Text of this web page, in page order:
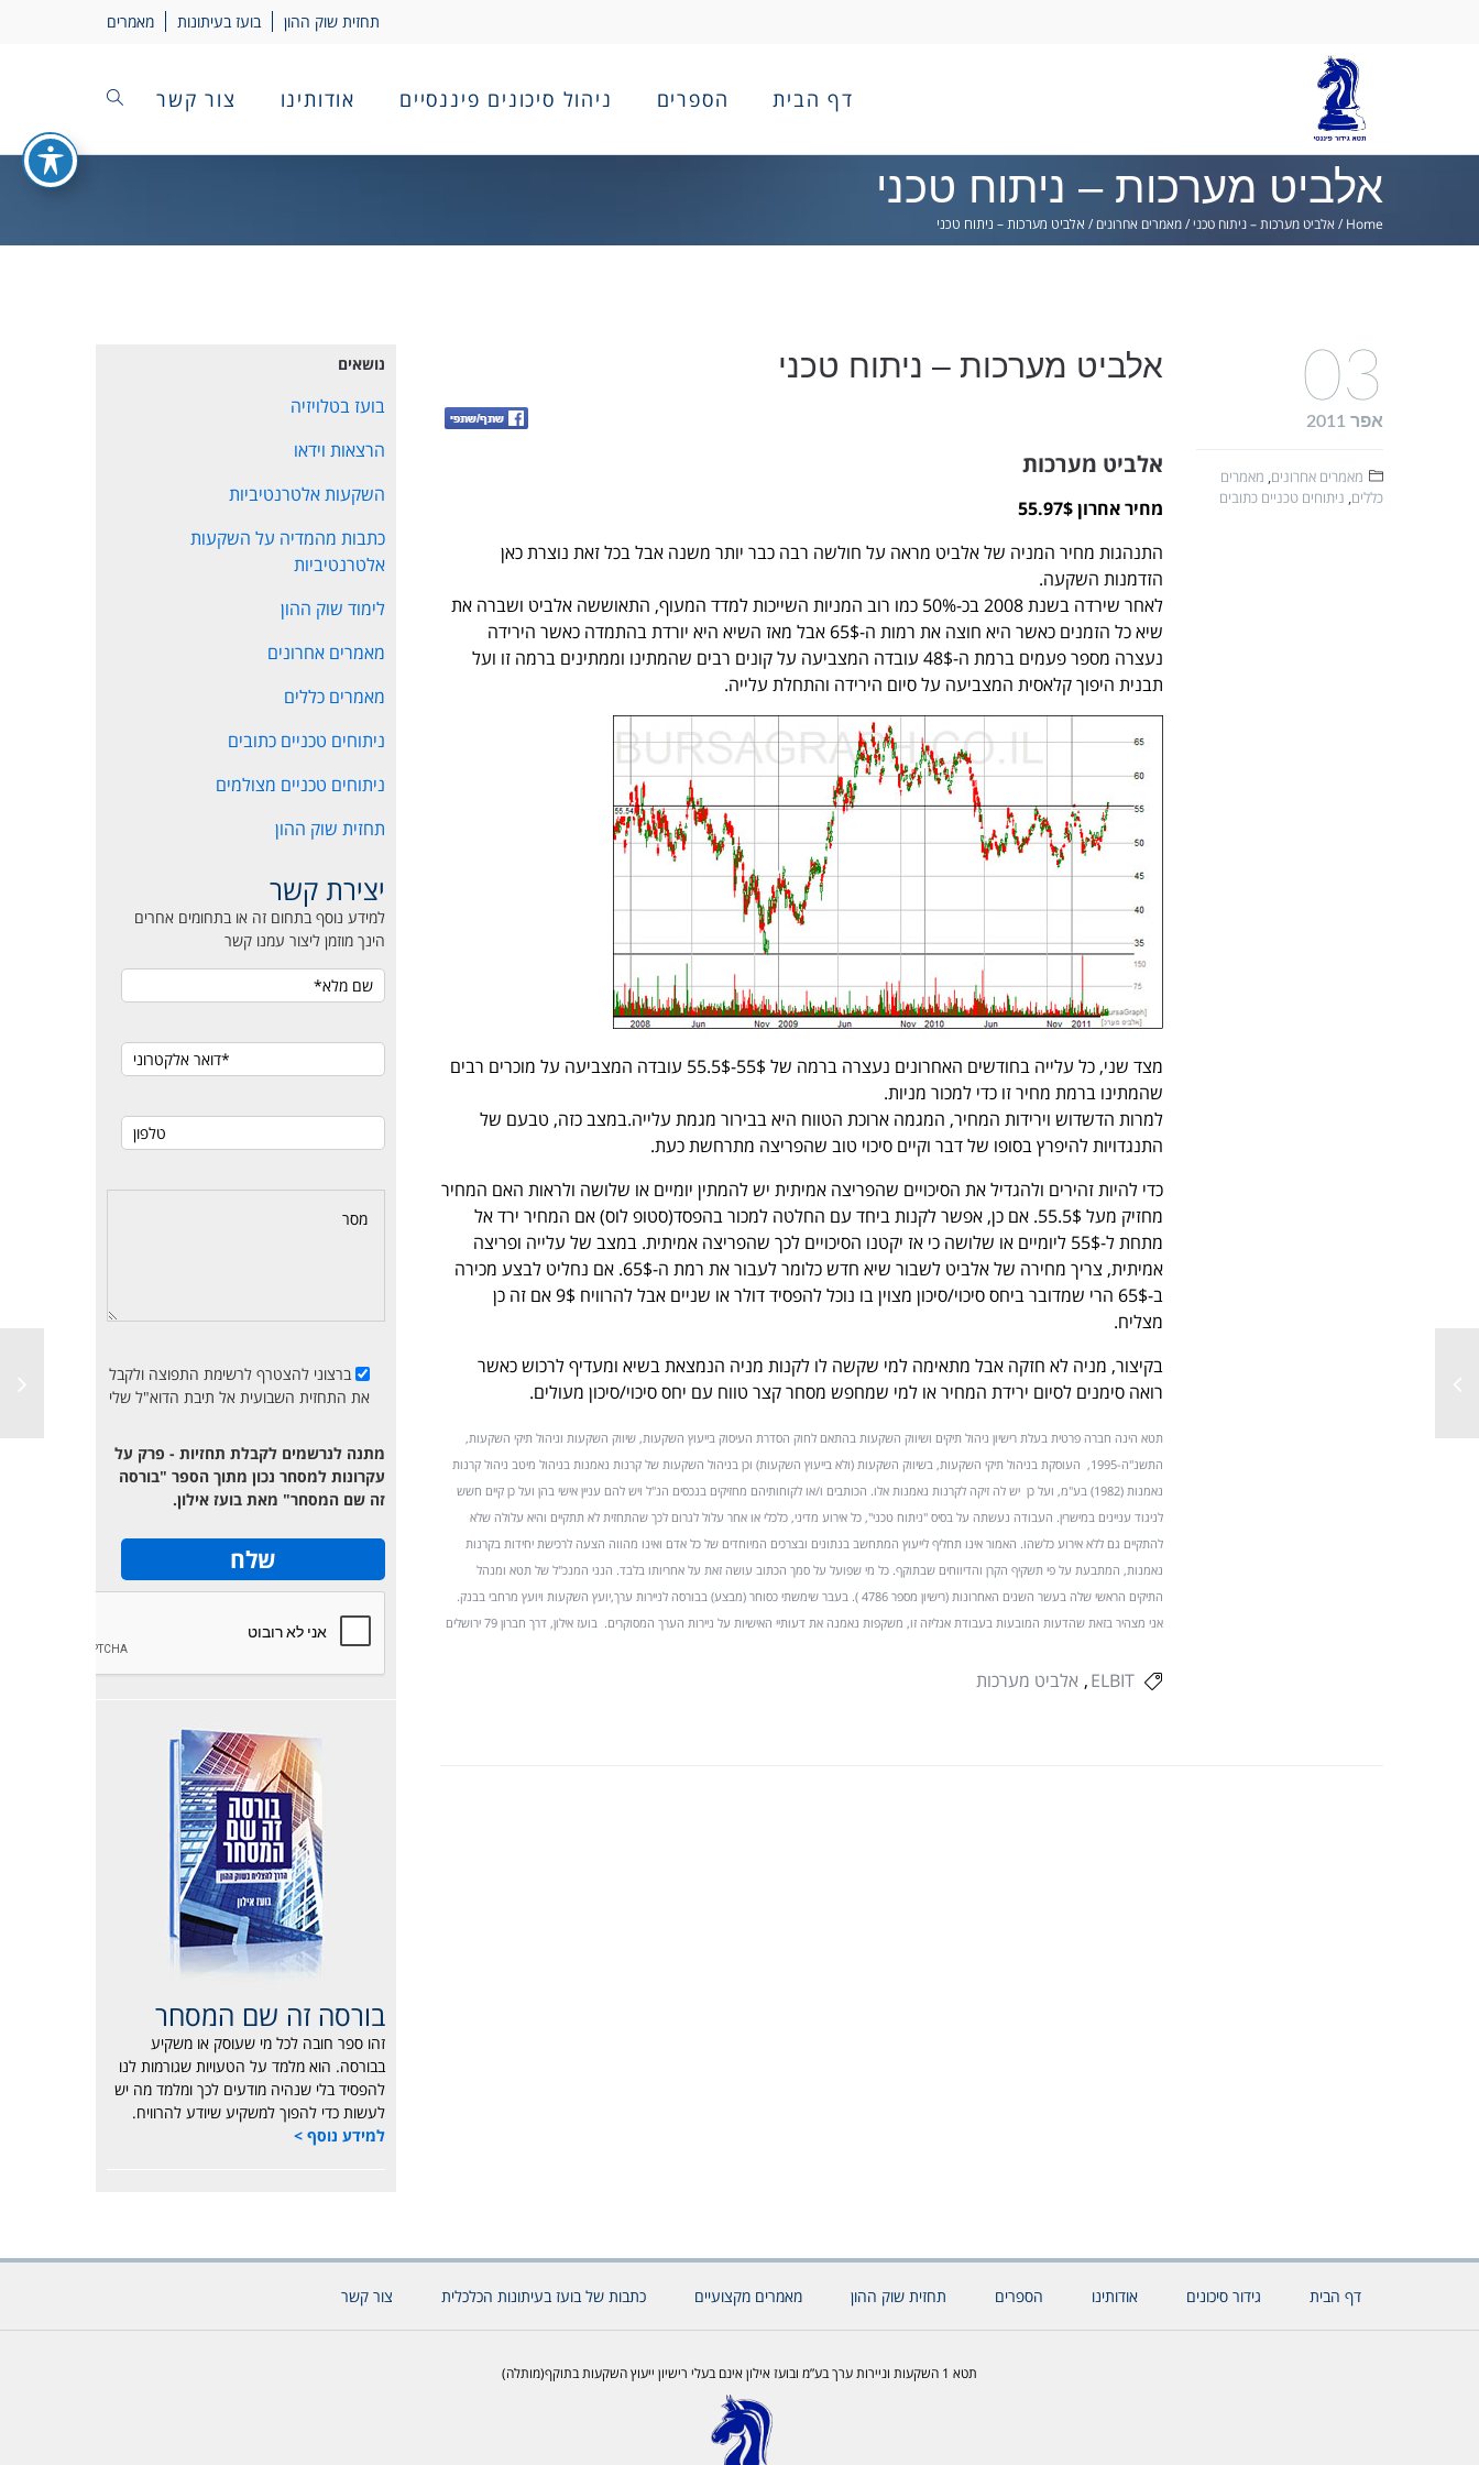
תחזית שוק ההון בועז בעיתונות מאמרים
דף הבית הספרים ניהול סיכונים פיננסיים אודותינו צור קשר
אלביט מערכות – ניתוח טכני
Home
/ אלביט מערכות – ניתוח טכני/מאמרים אחרונים / אלביט מערכות – ניתוח טכני
אלביט מערכות – ניתוח טכני
אלביט מערכות
מחיר אחרון 55.97$
התנהגות מחיר המניה של אלביט מראה על חולשה רבה כבר יותר משנה אבל בכל זאת נוצרת כאן
הזדמנות השקעה.
לאחר שירדה בשנת 2008 בכ-50% כמו רוב המניות השייכות למדד המעוף, התאוששה אלביט ושברה את
שיא כל הזמנים כאשר היא חוצה את רמות ה-65$ אבל מאז השיא היא יורדת בהתמדה כאשר הירידה
נעצרה מספר פעמים ברמת ה-48$ עובדה המצביעה על קונים רבים שהמתינו וממתינים ברמה זו ועל
תבנית היפוך קלאסית המצביעה על סיום הירידה והתחלת עלייה.
מצד שני, כל עלייה בחודשים האחרונים נעצרה ברמה של 55$-55.5$ עובדה המצביעה על מוכרים רבים
שהמתינו ברמת מחיר זו כדי למכור מניות.
למרות הדשדוש וירידות המחיר, המגמה ארוכת הטווח היא בבירור מגמת עלייה.במצב כזה, טבעם של
התנגדויות להיפרץ בסופו של דבר וקיים סיכוי טוב שהפריצה מתרחשת כעת.
כדי להיות זהירים ולהגדיל את הסיכויים שהפריצה אמיתית יש להמתין יומיים או שלושה ולראות האם המחיר
מחזיק מעל 55.5$. אם כן, אפשר לקנות ביחד עם החלטה למכור בהפסד(סטופ לוס) אם המחיר ירד אל
מתחת ל-55$ ליומיים או שלושה כי אז יקטנו הסיכויים לכך שהפריצה אמיתית. במצב של עלייה ופריצה
אמיתית, צריך מחירה של אלביט לשבור שיא חדש כלומר לעבור את רמת ה-65$. אם נחליט לבצע מכירה
ב-65$ הרי שמדובר ביחס סיכוי/סיכון מצוין בו נוכל להפסיד דולר או שניים אבל להרוויח 9$ אם זה כן
מצליח.
בקיצור, מניה לא חזקה אבל מתאימה למי שקשה לו לקנות מניה הנמצאת בשיא ומעדיף לרכוש כאשר
רואה סימנים לסיום ירידת המחיר או למי שמחפש מסחר קצר טווח עם יחס סיכוי/סיכון מעולים.
תטא הינה חברה פרטית בעלת רישיון ניהול תיקים ושיווק השקעות בהתאם לחוק הסדרת העיסוק בייעוץ השקעות, שיווק השקעות וניהול תיקי השקעות,
התשנ"ה-1995, העוסקת בניהול תיקי השקעות, בשיווק השקעות (ולא בייעוץ השקעות) וכן בניהול השקעות של קרנות נאמנות בניהול מיטב ניהול קרנות
נאמנות (1982) בע"מ, ועל כן יש לה זיקה לקרנות נאמנות אלו. הכותבים ו/או לקוחותיהם מחזיקים בנכסים הנ"ל ויש להם עניין אישי בהן ועל כן קיים חשש
לניגוד עניינים במישרין. העבודה נעשתה על בסיס "ניתוח טכני", כל אירוע מדיני, כלכלי או אחר עלול לגרום לכך שהתחזית לא תתקיים והיא עלולה שלא
להתקיים גם ללא אירוע כלשהו. האמור אינו תחליף לייעוץ המתחשב בנתונים ובצרכים המיוחדים של כל אדם ואינו מהווה הצעה לרכישת יחידות בקרנות
נאמנות, המתבעת על פי תשקיף הקרן והדיווחים שבתוקף. כל מי שפועל על סמך הכתוב עושה זאת על אחריותו בלבד. הנני המנכ"ל של תטא ומנהל
התיקים הראשי שלה בעשר השנים האחרונות (רישיון מספר 4786 ). בעבר שימשתי כסוחר (מבצע) בבורסה לניירות ערך,יועץ השקעות ויועץ מרחבי בבנק.
אני מצהיר בזאת שהדעות המובעות בעבודת אנליזה זו, משקפות נאמנה את דעותיי האישיות על ניירות הערך המסוקרים. בועז אילון, דרך חברון 79 ירושלים
ELBIT אלביט מערכות
03
אפר 2011
מאמרים אחרונים, מאמרים
כללים, ניתוחים טכניים כתובים
נושאים
בועז בטלויזיה
הרצאות וידאו
השקעות אלטרנטיביות
כתבות מהמדיה על השקעות
אלטרנטיביות
לימוד שוק ההון
מאמרים אחרונים
מאמרים כללים
ניתוחים טכניים כתובים
ניתוחים טכניים מצולמים
תחזית שוק ההון
יצירת קשר
למידע נוסף בתחום זה או בתחומים אחרים
הינך מוזמן ליצור עמנו קשר
ברצוני להצטרף לרשימת התפוצה ולקבל
את התחזית השבועית אל תיבת הדוא"ל שלי
מתנה לנרשמים לקבלת תחזיות - פרק על
עקרונות למסחר נכון מתוך הספר "בורסה
זה שם המסחר" מאת בועז אילון.
בורסה זה שם המסחר
זהו ספר חובה לכל מי שעוסק או משקיע
בבורסה. הוא מלמד על הטעויות שגורמות לנו
להפסיד בלי שנהיה מודעים לכך ומלמד מה יש
לעשות כדי להפוך למשקיע שיודע להרוויח.
למידע נוסף >
דף הבית גידור סיכונים אודותינו הספרים תחזית שוק ההון מאמרים מקצועיים כתבות של בועז בעיתונות הכלכלית צור קשר
תטא 1 השקעות וניירות ערך בע”מ ובועז אילון אינם בעלי רישיון ייעוץ השקעות בתוקף(מותלה)